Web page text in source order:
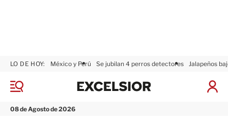
M
n
08 de Agosto de 2026
LO DE HOY: México y Perú Se jubilan 4 perros detectores Jalapeños
I
x